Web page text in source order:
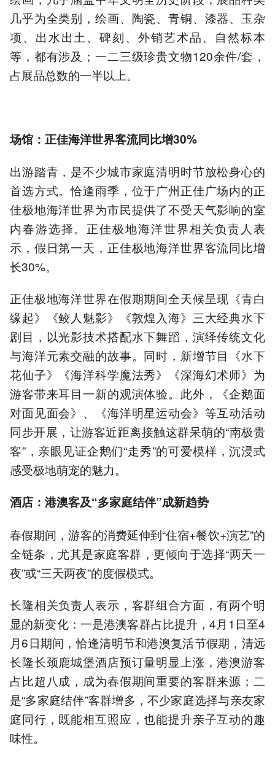
几乎为全类别，绘画、陶瓷、青铜、漆器、玉杂
项、出水出土、碑刻、外销艺术品、自然标本
等，都有涉及；一二三级珍贵文物120余件/套，
占展品总数的一半以上。
场馆：正佳海洋世界客流同比增30%
出游踏青，是不少城市家庭清明时节放松身心的
首选方式。恰逢雨季，位于广州正佳广场内的正
佳极地海洋世界为市民提供了不受天气影响的室
内春游选择。正佳极地海洋世界相关负责人表
示，假日第一天，正佳极地海洋世界客流同比增
长30%。
正佳极地海洋世界在假期期间全天候呈现《青白
缘起》《鲛人魅影》《敦煌入海》三大经典水下
剧目，以光影技术搭配水下舞蹈，演绎传统文化
与海洋元素交融的故事。同时，新增节目《水下
花仙子》《海洋科学魔法秀》《深海幻术师》为
游客带来耳目一新的观演体验。此外，《企鹅面
对面见面会》、《海洋明星运动会》等互动活动
同步开展，让游客近距离接触这群呆萌的“南极贵
客”，亲眼见证企鹅们“走秀”的可爱模样，沉浸式
感受极地萌宠的魅力。
酒店：港澳客及“多家庭结伴”成新趋势
春假期间，游客的消费延伸到“住宿+餐饮+演艺”的
全链条，尤其是家庭客群，更倾向于选择“两天一
夜”或“三天两夜”的度假模式。
长隆相关负责人表示，客群组合方面，有两个明
显的新变化：一是港澳客群占比提升，4月1日至4
月6日期间，恰逢清明节和港澳复活节假期，清远
长隆长颈鹿城堡酒店预订量明显上涨，港澳游客
占比超八成，成为春假期间重要的客群来源；二
是“多家庭结伴”客群增多，不少家庭选择与亲友家
庭同行，既能相互照应，也能提升亲子互动的趣
味性。